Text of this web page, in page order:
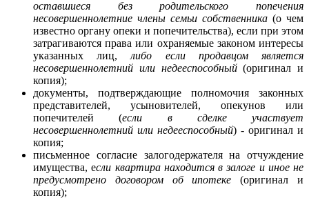
оставшиеся без родительского попечения
несовершеннолетние члены семьи собственника (о чем
известно органу опеки и попечительства), если при этом
затрагиваются права или охраняемые законом интересы
указанных лиц,либо если продавцом является
несовершеннолетний или недееспособный(оригинал и
копия);
документы, подтверждающие полномочия законных
представителей, усыновителей, опекунов или
попечителей (если в сделке участвует
несовершеннолетний или недееспособный) - оригинал и
копия;
письменное согласие залогодержателя на отчуждение
имущества, если квартира находится в залоге и иное не
предусмотрено договором об ипотеке (оригинал и
копия);